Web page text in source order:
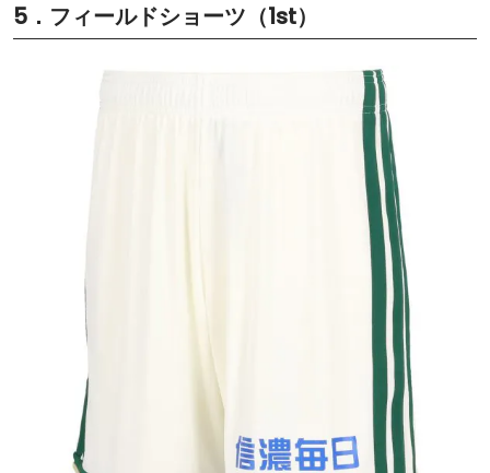
5．フィールドショーツ（1st）